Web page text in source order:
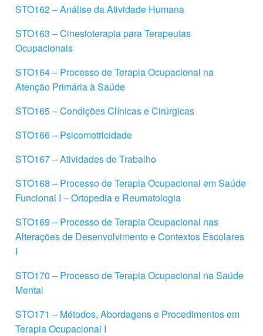
STO162 – Análise da Atividade Humana
STO163 – Cinesioterapia para Terapeutas
Ocupacionais
STO164 – Processo de Terapia Ocupacional na
Atenção Primária à Saúde
STO165 – Condições Clínicas e Cirúrgicas
STO166 – Psicomotricidade
STO167 – Atividades de Trabalho
STO168 – Processo de Terapia Ocupacional em Saúde
Funcional I – Ortopedia e Reumatologia
STO169 – Processo de Terapia Ocupacional nas
Alterações de Desenvolvimento e Contextos Escolares
I
STO170 – Processo de Terapia Ocupacional na Saúde
Mental
STO171 – Métodos, Abordagens e Procedimentos em
Terapia Ocupacional I